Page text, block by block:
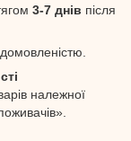
3-7 днів після
належної